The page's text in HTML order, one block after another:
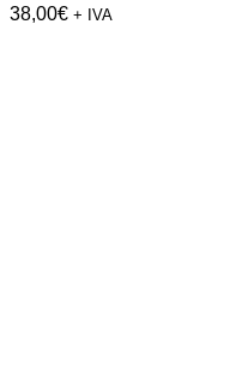
38,00€ + IVA